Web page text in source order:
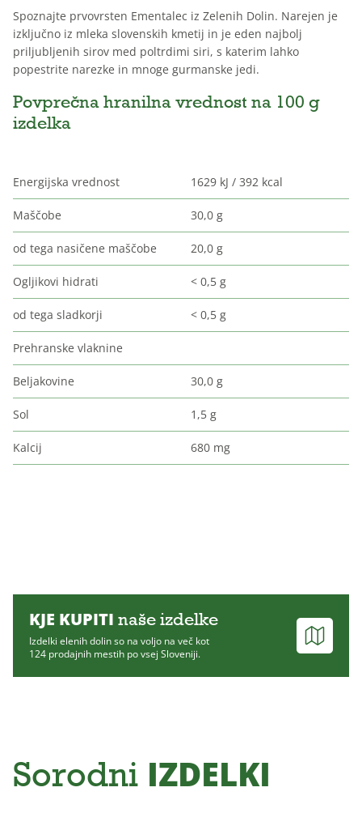
Spoznajte prvovrsten Ementalec iz Zelenih Dolin. Narejen je
izključno iz mleka slovenskih kmetij in je eden najbolj
priljubljenih sirov med poltrdimi siri, s katerim lahko
popestrite narezke in mnoge gurmanske jedi.
Povprečna hranilna vrednost na 100 g
izdelka
Energijska vrednost 1629 kJ / 392 kcal
Maščobe 30,0 g
od tega nasičene maščobe 20,0 g
Ogljikovi hidrati < 0,5 g
od tega sladkorji < 0,5 g
Prehranske vlaknine
Beljakovine 30,0 g
Sol 1,5 g
Kalcij 680 mg
KJE KUPITI naše izdelke
Izdelki elenih dolin so na voljo na več kot
124 prodajnih mestih po vsej Sloveniji.
Sorodni IZDELKI